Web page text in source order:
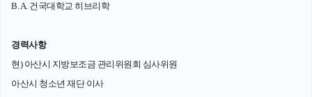
B. A. 건국대학교 히브리학
경력사항
현) 아산시 지방보조금 관리위원회 심사위원
아산시 청소년 재단 이사